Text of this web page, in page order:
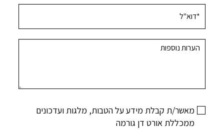
מאשר/ת קבלת מידע על הטבות, מלגות ועדכונים
ממכללת אורט דן גורמה